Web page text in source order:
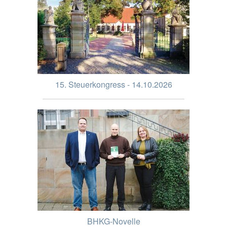
15. Steuerkongress - 14.10.2026
BHKG-Novelle